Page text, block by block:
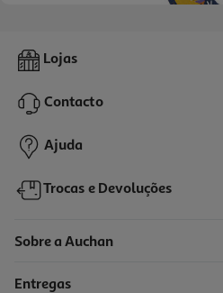
Livro Lua Com Livros E Música C/ 3
19,95 € PVP de editor
17,96 €
Lojas
Contacto
Ajuda
Trocas e Devoluções
Sobre a Auchan
Entregas